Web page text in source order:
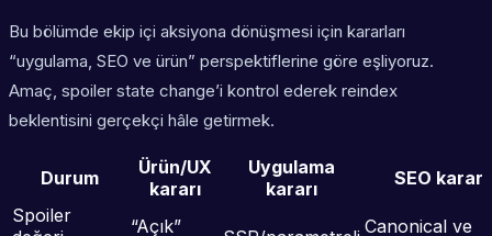
Bu bölümde ekip içi aksiyona dönüşmesi için kararları
“uygulama, SEO ve ürün” perspektiflerine göre eşliyoruz.
Amaç, spoiler state change’i kontrol ederek reindex
beklentisini gerçekçi hâle getirmek.
Durum
Ürün/UX
kararı
Uygulama
kararı
SEO kararı
Spoiler
“Açık”
Canonical ve